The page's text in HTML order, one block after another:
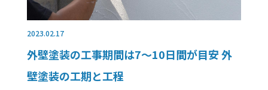
2023.02.17
外壁塗装の工事期間は7～10日間が目安 外
壁塗装の工期と工程